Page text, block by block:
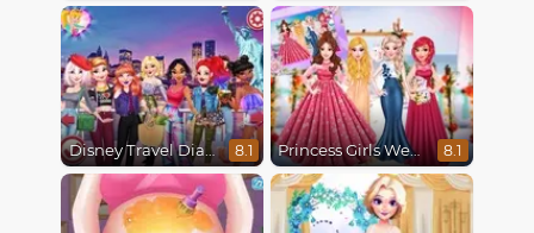
Disney Travel Diaries: City Break 8.1 Princess Girls Wedding Trip 8.1